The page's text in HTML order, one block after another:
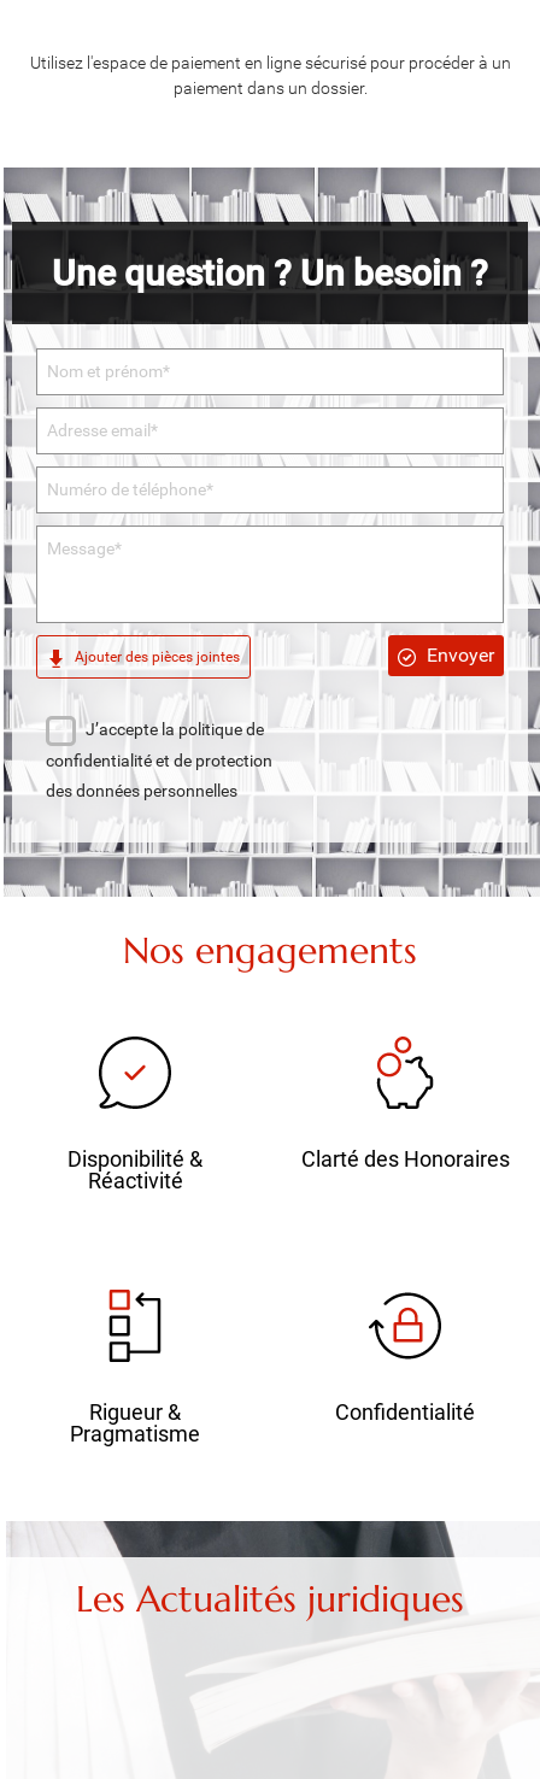
Utilisez l'espace de paiement en ligne sécurisé pour procéder à un
paiement dans un dossier.
Une question ? Un besoin ?
Ajouter des pièces jointes
J’accepte la politique de
confidentialité et de protection
des données personnelles
Envoyer
Nos engagements
Disponibilité &
Réactivité
Clarté des Honoraires
Rigueur &
Pragmatisme
Confidentialité
Les Actualités juridiques